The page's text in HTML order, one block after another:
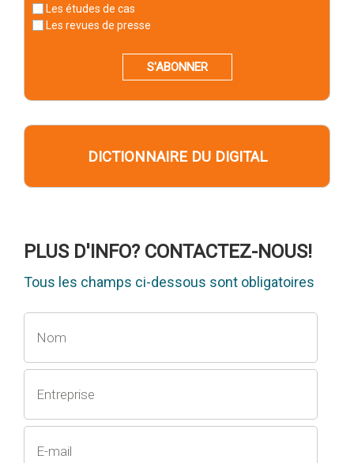
Les études de cas
Les revues de presse
S'ABONNER
DICTIONNAIRE DU DIGITAL
PLUS D'INFO? CONTACTEZ-NOUS!
Tous les champs ci-dessous sont obligatoires